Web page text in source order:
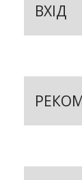
ВХІД